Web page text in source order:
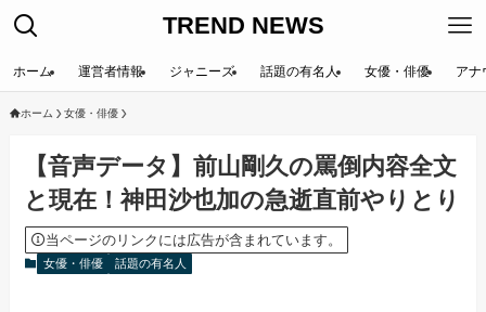
TREND NEWS
ホーム 運営者情報 ジャニーズ 話題の有名人 女優・俳優 アナ
ホーム 女優・俳優
【音声データ】前山剛久の罵倒内容全文
と現在！神田沙也加の急逝直前やりとり
当ページのリンクには広告が含まれています。
女優・俳優 話題の有名人